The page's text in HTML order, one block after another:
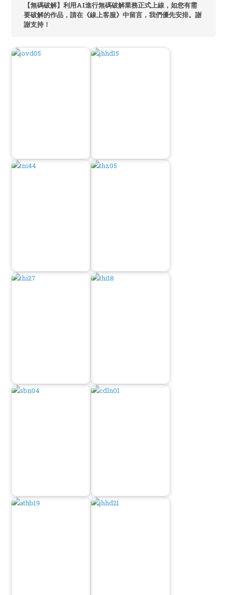
【無碼破解】利用AI進行無碼破解業務正式上線，如您有需
要破解的作品，請在《線上客服》中留言，我們優先安排。謝
謝支持！